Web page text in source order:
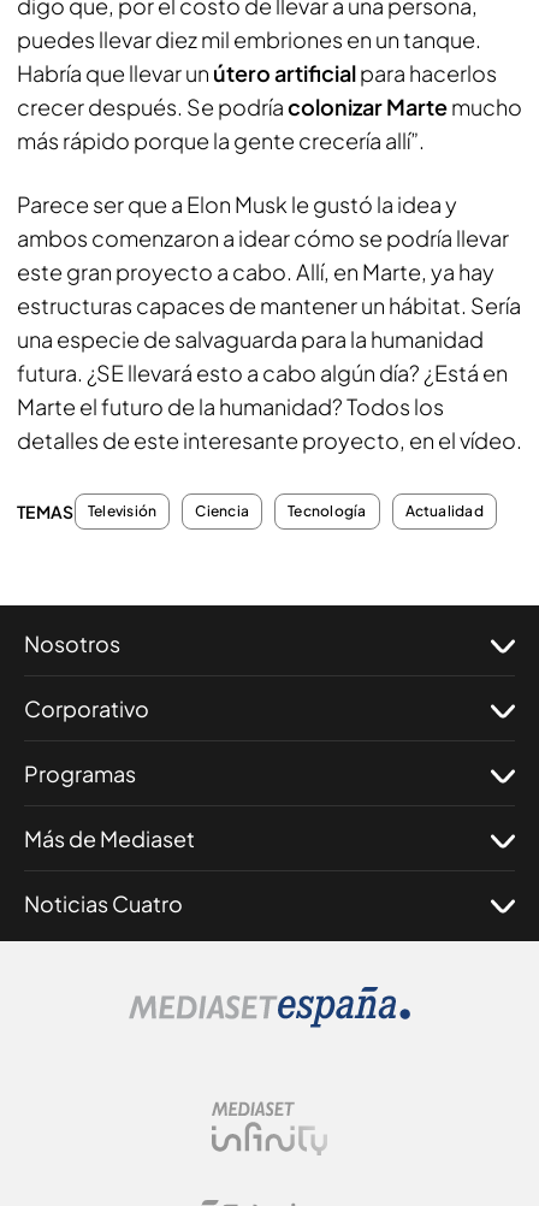
puedes llevar diez mil embriones en un tanque.
Habría que llevar un útero artificialpara hacerlos
crecer después. Se podríacolonizar Martemucho
más rápido porque la gente crecería allí”.
Parece ser que a Elon Musk le gustó la idea y
ambos comenzaron a idear cómo se podría llevar
este gran proyecto a cabo. Allí, en Marte, ya hay
estructuras capaces de mantener un hábitat. Sería
una especie de salvaguarda para la humanidad
futura. ¿SE llevará esto a cabo algún día? ¿Está en
Marte el futuro de la humanidad? Todos los
detalles de este interesante proyecto, en el vídeo.
TEMAS Televisión Ciencia Tecnología Actualidad
Nosotros
Corporativo
Programas
Más de Mediaset
Noticias Cuatro